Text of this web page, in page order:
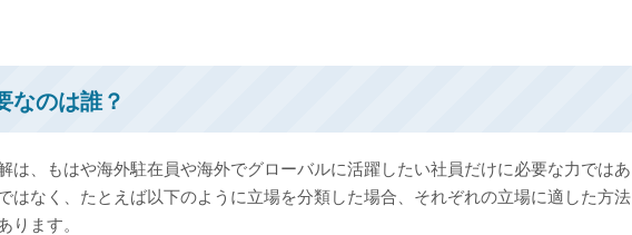
なのは誰？
は、もはや海外駐在員や海外でグローバルに活躍したい社員だけに必要な力ではあ
はなく、たとえば以下のように立場を分類した場合、それぞれの立場に適した方法
ります。